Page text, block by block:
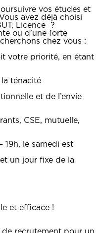
vos études et
avez déjà choisi
Licence ?
ou d’une forte
chez vous :
votre priorité, en étant
ténacité
et de l’envie
CSE, mutuelle,
19h, le samedi est
un jour fixe de la
et efficace !